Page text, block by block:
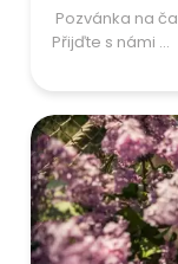
Pozvánka na
Přijďte s námi ...